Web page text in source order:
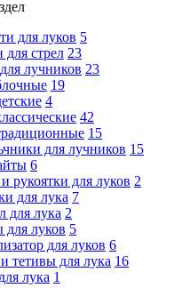
для луков 5
для стрел 23
лучников 23
19
4
42
15
для лучников 15
6
рукоятки для луков 2
для лука 7
для лука 2
для луков 5
для луков 6
тетивы для лука 16
лука 1